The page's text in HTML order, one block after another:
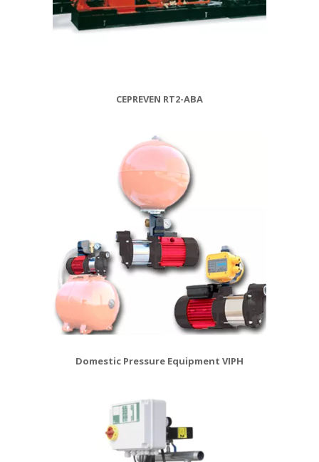
CEPREVEN RT2-ABA
Domestic Pressure Equipment VIPH